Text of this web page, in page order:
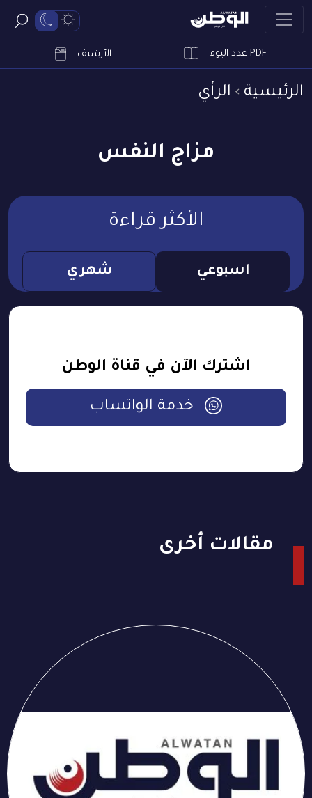
PDF عدد اليوم الأرشيف
الرئيسية الرأي
مزاج النفس
الأكثر قراءة
اسبوعي شهري
اشترك الآن في قناة الوطن
خدمة الواتساب
مقالات أخرى